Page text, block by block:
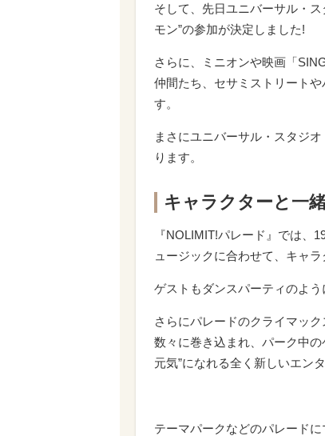
そして、先日ユニバーサル・
モン”の参加が決定しました!
さらに、ミニオンや映画「
仲間たち、セサミストリート
す。
まさにユニバーサル・スタジ
ります。
キャラクターと一
『NOLIMIT!パレード』では、
ュージックに合わせて、キャ
ゲストもダンスパーティのよう
さらにパレードのクライマッ
数々に巻き込まれ、パーク中の
元気”になれる全く新しいエン
テーマパークなどのパレード